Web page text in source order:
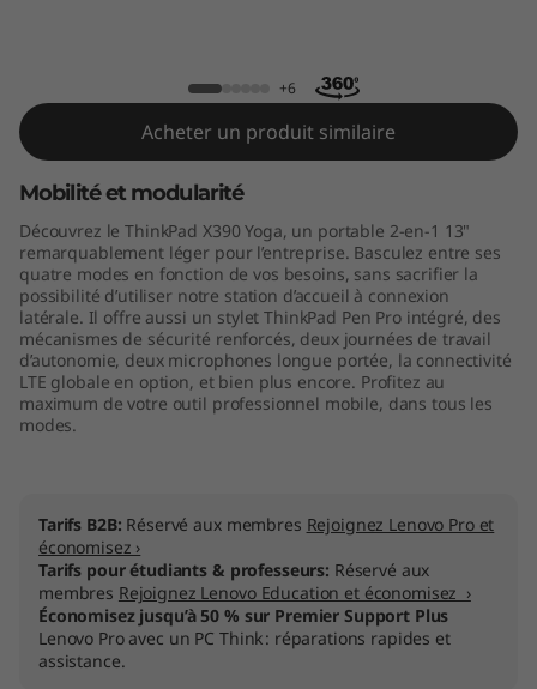
+6
Acheter un produit similaire
Mobilité et modularité
Découvrez le ThinkPad X390 Yoga, un portable 2-en-1 13"
remarquablement léger pour l’entreprise. Basculez entre ses
quatre modes en fonction de vos besoins, sans sacrifier la
possibilité d’utiliser notre station d’accueil à connexion
latérale. Il offre aussi un stylet ThinkPad Pen Pro intégré, des
mécanismes de sécurité renforcés, deux journées de travail
d’autonomie, deux microphones longue portée, la connectivité
LTE globale en option, et bien plus encore. Profitez au
maximum de votre outil professionnel mobile, dans tous les
modes.
Tarifs B2B: Réservé aux membres Rejoignez Lenovo Pro et
économisez ›
Tarifs pour étudiants & professeurs: Réservé aux
membres Rejoignez Lenovo Education et économisez ›
Économisez jusqu’à 50 % sur Premier Support Plus
Lenovo Pro avec un PC Think : réparations rapides et
assistance.